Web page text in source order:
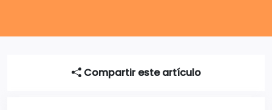
Compartir este artículo